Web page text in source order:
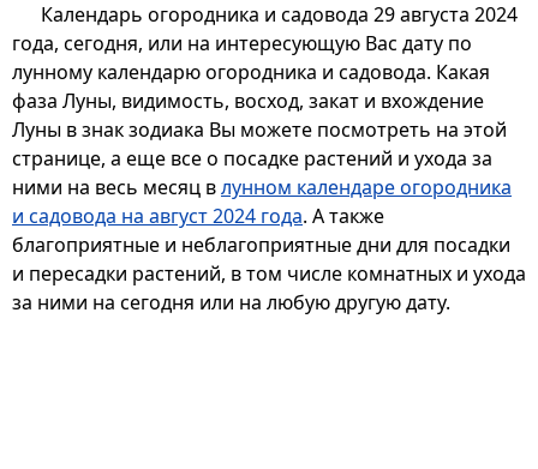
Календарь огородника и садовода 29 августа 2024
года, сегодня, или на интересующую Вас дату по
лунному календарю огородника и садовода. Какая
фаза Луны, видимость, восход, закат и вхождение
Луны в знак зодиака Вы можете посмотреть на этой
странице, а еще все о посадке растений и ухода за
ними на весь месяц влунном календаре огородника
и садовода на август 2024 года. А также
благоприятные и неблагоприятные дни для посадки
и пересадки растений, в том числе комнатных и ухода
за ними на сегодня или на любую другую дату.